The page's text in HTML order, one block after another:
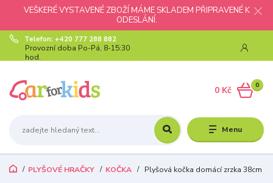
VEŠKERÉ VYSTAVENÉ ZBOŽÍ MÁME SKLADEM PŘIPRAVENÉ K
ODESLÁNÍ.
Menu
Telefon: +420 777 288 882
Provozní doba Po-Pá, 8-15:30
hod.
0
0 Kč
PLYŠOVÉ HRAČKY KOČKA Plyšová kočka domácí zrzka 38cm